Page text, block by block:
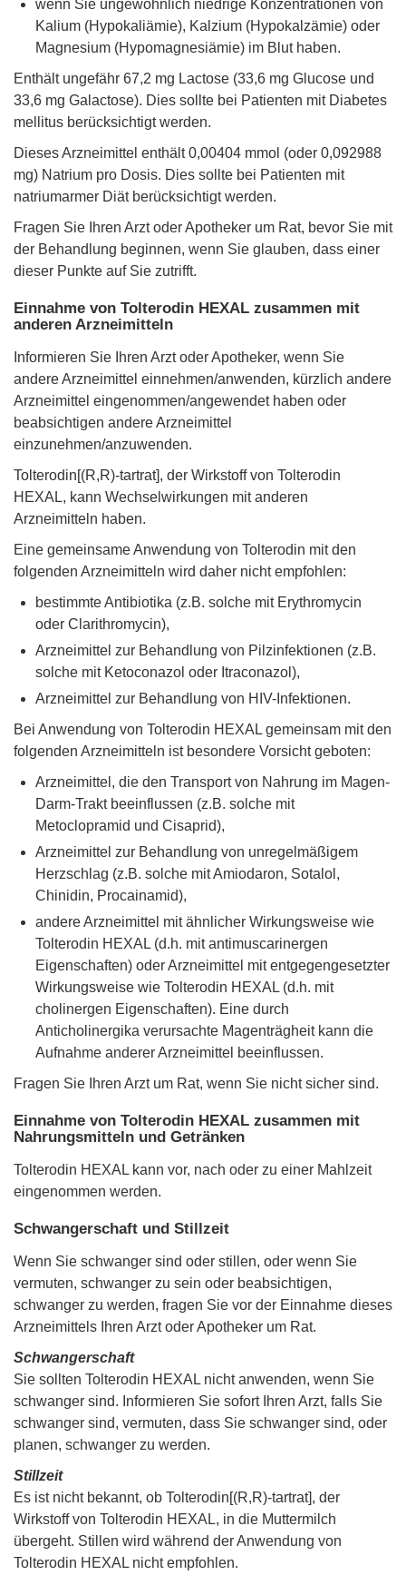
wenn Sie ungewöhnlich niedrige Konzentrationen von
Kalium (Hypokaliämie), Kalzium (Hypokalzämie) oder
Magnesium (Hypomagnesiämie) im Blut haben.
Enthält ungefähr 67,2 mg Lactose (33,6 mg Glucose und
33,6 mg Galactose). Dies sollte bei Patienten mit Diabetes
mellitus berücksichtigt werden.
Dieses Arzneimittel enthält 0,00404 mmol (oder 0,092988
mg) Natrium pro Dosis. Dies sollte bei Patienten mit
natriumarmer Diät berücksichtigt werden.
Fragen Sie Ihren Arzt oder Apotheker um Rat, bevor Sie mit
der Behandlung beginnen, wenn Sie glauben, dass einer
dieser Punkte auf Sie zutrifft.
Einnahme von Tolterodin HEXAL zusammen mit
anderen Arzneimitteln
Informieren Sie Ihren Arzt oder Apotheker, wenn Sie
andere Arzneimittel einnehmen/anwenden, kürzlich andere
Arzneimittel eingenommen/angewendet haben oder
beabsichtigen andere Arzneimittel
einzunehmen/anzuwenden.
Tolterodin[(R,R)-tartrat], der Wirkstoff von Tolterodin
HEXAL, kann Wechselwirkungen mit anderen
Arzneimitteln haben.
Eine gemeinsame Anwendung von Tolterodin mit den
folgenden Arzneimitteln wird daher nicht empfohlen:
bestimmte Antibiotika (z.B. solche mit Erythromycin
oder Clarithromycin),
Arzneimittel zur Behandlung von Pilzinfektionen (z.B.
solche mit Ketoconazol oder Itraconazol),
Arzneimittel zur Behandlung von HIV-Infektionen.
Bei Anwendung von Tolterodin HEXAL gemeinsam mit den
folgenden Arzneimitteln ist besondere Vorsicht geboten:
Arzneimittel, die den Transport von Nahrung im Magen-
Darm-Trakt beeinflussen (z.B. solche mit
Metoclopramid und Cisaprid),
Arzneimittel zur Behandlung von unregelmäßigem
Herzschlag (z.B. solche mit Amiodaron, Sotalol,
Chinidin, Procainamid),
andere Arzneimittel mit ähnlicher Wirkungsweise wie
Tolterodin HEXAL (d.h. mit antimuscarinergen
Eigenschaften) oder Arzneimittel mit entgegengesetzter
Wirkungsweise wie Tolterodin HEXAL (d.h. mit
cholinergen Eigenschaften). Eine durch
Anticholinergika verursachte Magenträgheit kann die
Aufnahme anderer Arzneimittel beeinflussen.
Fragen Sie Ihren Arzt um Rat, wenn Sie nicht sicher sind.
Einnahme von Tolterodin HEXAL zusammen mit
Nahrungsmitteln und Getränken
Tolterodin HEXAL kann vor, nach oder zu einer Mahlzeit
eingenommen werden.
Schwangerschaft und Stillzeit
Wenn Sie schwanger sind oder stillen, oder wenn Sie
vermuten, schwanger zu sein oder beabsichtigen,
schwanger zu werden, fragen Sie vor der Einnahme dieses
Arzneimittels Ihren Arzt oder Apotheker um Rat.
Schwangerschaft
Sie sollten Tolterodin HEXAL nicht anwenden, wenn Sie
schwanger sind. Informieren Sie sofort Ihren Arzt, falls Sie
schwanger sind, vermuten, dass Sie schwanger sind, oder
planen, schwanger zu werden.
Stillzeit
Es ist nicht bekannt, ob Tolterodin[(R,R)-tartrat], der
Wirkstoff von Tolterodin HEXAL, in die Muttermilch
übergeht. Stillen wird während der Anwendung von
Tolterodin HEXAL nicht empfohlen.